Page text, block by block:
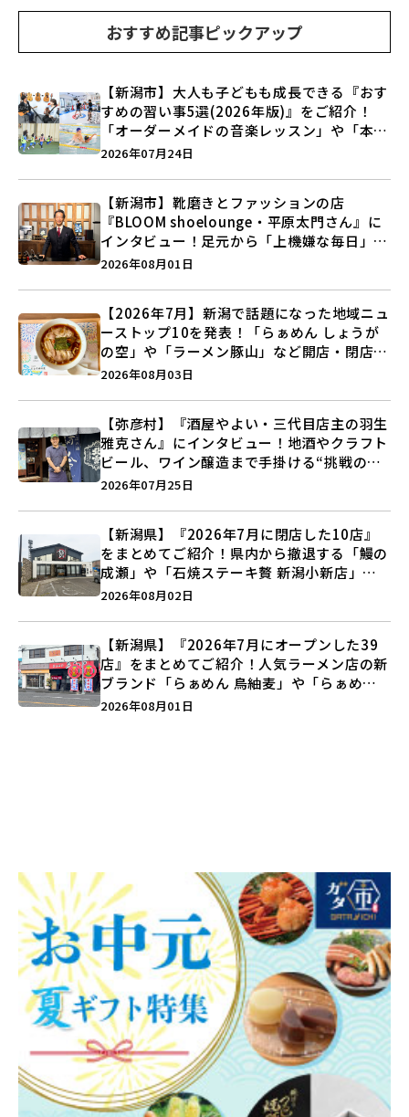
おすすめ記事ピックアップ
【新潟市】大人も子どもも成長できる『おす
すめの習い事5選(2026年版)』をご紹介！
「オーダーメイドの音楽レッスン」や「本格
キックボクシング」で新しい自分を見つけよ
2026年07月24日
【新潟市】靴磨きとファッションの店
『BLOOM shoelounge・平原太門さん』に
インタビュー！足元から「上機嫌な毎日」を
つくる装いの提案とは？
2026年08月01日
【2026年7月】新潟で話題になった地域ニュ
ーストップ10を発表！「らぁめん しょうが
の空」や「ラーメン豚山」など開店・閉店の
注目記事をランキングでご紹介♪
2026年08月03日
【弥彦村】『酒屋やよい・三代目店主の羽生
雅克さん』にインタビュー！地酒やクラフト
ビール、ワイン醸造まで手掛ける“挑戦の歴
史”に迫る♪
2026年07月25日
【新潟県】『2026年7月に閉店した10店』
をまとめてご紹介！県内から撤退する「鰻の
成瀬」や「石焼ステーキ贅 新潟小新店」が
営業に幕…。
2026年08月02日
【新潟県】『2026年7月にオープンした39
店』をまとめてご紹介！人気ラーメン店の新
ブランド「らぁめん 鳥紬麦」や「らぁめん
しょうがの空」など盛りだくさん♪
2026年08月01日